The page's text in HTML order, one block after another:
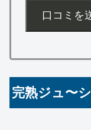
口コミを
完熟ジュ〜